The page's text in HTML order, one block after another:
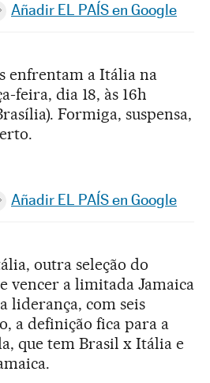
en Facebook
en Twitter
Desplegar Redes Sociales
Añadir EL PAÍS en Google
enfrentam a Itália na
feira, dia 18, às 16h
Formiga, suspensa,
en Facebook
en Twitter
Desplegar Redes Sociales
Añadir EL PAÍS en Google
outra seleção do
vencer a limitada Jamaica
liderança, com seis
a definição fica para a
que tem Brasil x Itália e